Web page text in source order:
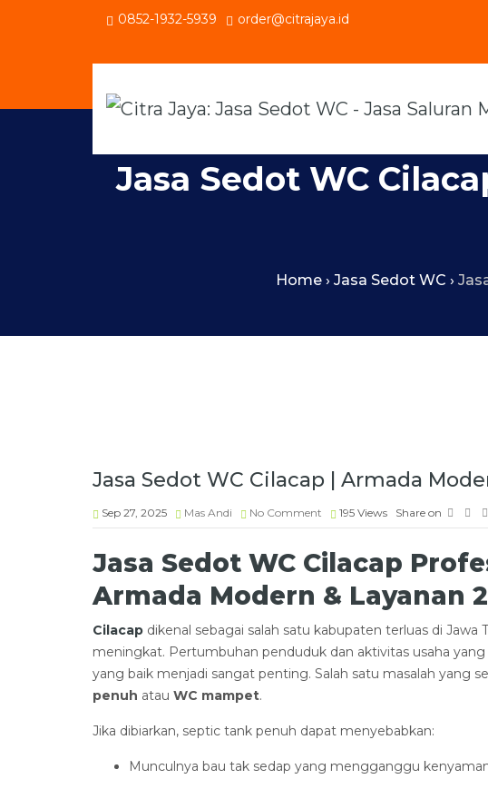
0852-1932-5939 order@citrajaya.id
Jasa Sedot WC
Home › Jasa Sedot WC ›
Jasa Sedot WC Cilacap | Armada
Sep 27, 2025 Mas Andi No Comment 195 Views Share on
Jasa Sedot WC Cilacap
Armada Modern & Layanan
Cilacap dikenal sebagai salah satu kabupaten terluas di
meningkat. Pertumbuhan penduduk dan aktivitas usaha
yang baik menjadi sangat penting. Salah satu masalah yang
penuh atau WC mampet.
Jika dibiarkan, septic tank penuh dapat menyebabkan:
Munculnya bau tak sedap yang mengganggu